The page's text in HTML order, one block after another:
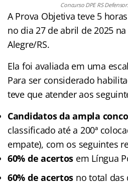
Concurso DPE RS
A Prova Objetiva teve 5
no dia 27 de abril de 2025
Alegre/RS.
Ela foi avaliada em uma
Para ser considerado
teve que atender aos
Candidatos da ampla
classificado até a 200ª
empate), com os seguintes
60% de acertos em Língua
60% de acertos no total das